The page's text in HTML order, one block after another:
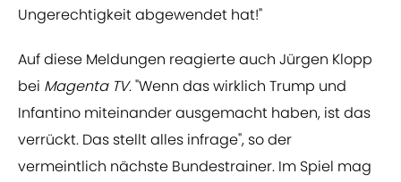
Ungerechtigkeit abgewendet hat!"
Auf diese Meldungen reagierte auch Jürgen Klopp
bei Magenta TV. "Wenn das wirklich Trump und
Infantino miteinander ausgemacht haben, ist das
verrückt. Das stellt alles infrage", so der
vermeintlich nächste Bundestrainer. Im Spiel mag